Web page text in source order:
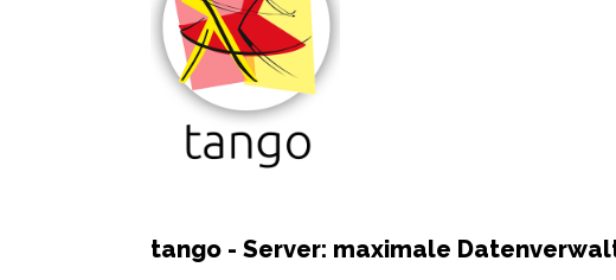
tango - Server: maximale